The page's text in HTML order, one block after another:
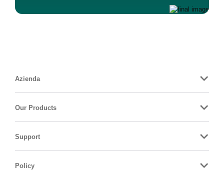
Azienda
Our Products
Support
Policy